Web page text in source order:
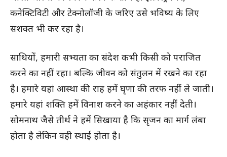
कनेक्टिविटी और टेक्नोलॉजी के जरिए उसे भविष्य के लिए
सशक्त भी कर रहा है।
साथियों, हमारी सभ्यता का संदेश कभी किसी को पराजित
करने का नहीं रहा। बल्कि जीवन को संतुलन में रखने का रहा
है। हमारे यहां आस्था की राह हमें घृणा की तरफ नहीं ले जाती।
हमारे यहां शक्ति हमें विनाश करने का अहंकार नहीं देती।
सोमनाथ जैसे तीर्थ ने हमें सिखाया है कि सृजन का मार्ग लंबा
होता है लेकिन वही स्थाई होता है।